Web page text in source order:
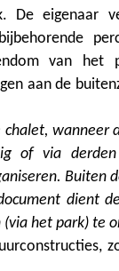
De eigenaar
van
aan de
wanneer
of via
Buiten
dient
het park) te